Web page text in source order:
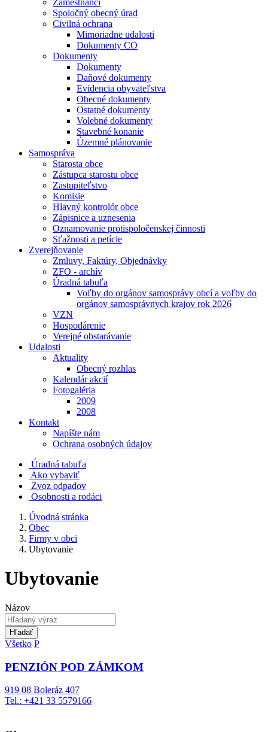
Zamestnanci
Spoločný obecný úrad
Civilná ochrana
Mimoriadne udalosti
Dokumenty CO
Dokumenty
Dokumenty
Daňové dokumenty
Evidencia obyvateľstva
Obecné dokumenty
Ostatné dokumenty
Volebné dokumenty
Stavebné konanie
Územné plánovanie
Samospráva
Starosta obce
Zástupca starostu obce
Zastupiteľstvo
Komisie
Hlavný kontrolór obce
Zápisnice a uznesenia
Oznamovanie protispoločenskej činnosti
Sťažnosti a petície
Zverejňovanie
Zmluvy, Faktúry, Objednávky
ZFO - archív
Úradná tabuľa
Voľby do orgánov samosprávy obcí a voľby do
orgánov samosprávnych krajov rok 2026
VZN
Hospodárenie
Verejné obstarávanie
Udalosti
Aktuality
Obecný rozhlas
Kalendár akcií
Fotogaléria
2009
2008
Kontakt
Napíšte nám
Ochrana osobných údajov
Úradná tabuľa
Ako vybaviť
Zvoz odpadov
Osobnosti a rodáci
Úvodná stránka
Obec
Firmy v obci
Ubytovanie
Ubytovanie
Názov
Hľadať
Všetko P
PENZIÓN POD ZÁMKOM
919 08 Boleráz 407
Tel.: +421 33 5579166